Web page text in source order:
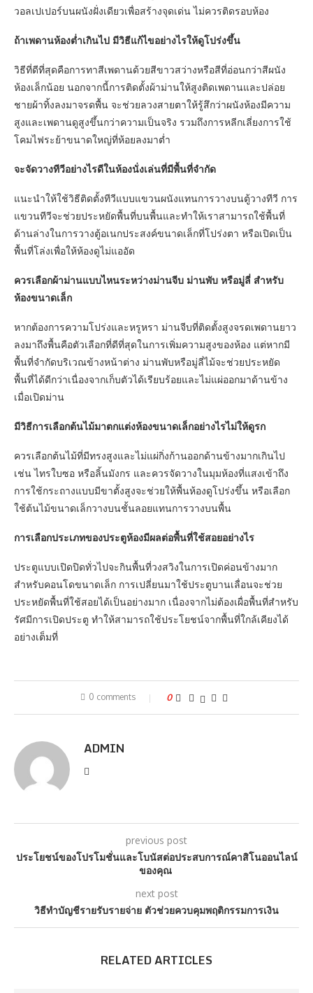
วอลเปเปอร์บนผนังฝั่งเดียวเพื่อสร้างจุดเด่น ไม่ควรติดรอบห้อง
ถ้าเพดานห้องต่ำเกินไป มีวิธีแก้ไขอย่างไรให้ดูโปร่งขึ้น
วิธีที่ดีที่สุดคือการทาสีเพดานด้วยสีขาวสว่างหรือสีที่อ่อนกว่าสีผนัง
ห้องเล็กน้อย นอกจากนี้การติดตั้งผ้าม่านให้สูงติดเพดานและปล่อย
ชายผ้าทิ้งลงมาจรดพื้น จะช่วยลวงสายตาให้รู้สึกว่าผนังห้องมีความ
สูงและเพดานดูสูงขึ้นกว่าความเป็นจริง รวมถึงการหลีกเลี่ยงการใช้
โคมไฟระย้าขนาดใหญ่ที่ห้อยลงมาต่ำ
จะจัดวางทีวีอย่างไรดีในห้องนั่งเล่นที่มีพื้นที่จำกัด
แนะนำให้ใช้วิธีติดตั้งทีวีแบบแขวนผนังแทนการวางบนตู้วางทีวี การ
แขวนทีวีจะช่วยประหยัดพื้นที่บนพื้นและทำให้เราสามารถใช้พื้นที่
ด้านล่างในการวางตู้อเนกประสงค์ขนาดเล็กที่โปร่งตา หรือเปิดเป็น
พื้นที่โล่งเพื่อให้ห้องดูไม่แออัด
ควรเลือกผ้าม่านแบบไหนระหว่างม่านจีบ ม่านพับ หรือมู่ลี่ สำหรับ
ห้องขนาดเล็ก
หากต้องการความโปร่งและหรูหรา ม่านจีบที่ติดตั้งสูงจรดเพดานยาว
ลงมาถึงพื้นคือตัวเลือกที่ดีที่สุดในการเพิ่มความสูงของห้อง แต่หากมี
พื้นที่จำกัดบริเวณข้างหน้าต่าง ม่านพับหรือมู่ลี่ไม้จะช่วยประหยัด
พื้นที่ได้ดีกว่าเนื่องจากเก็บตัวได้เรียบร้อยและไม่แผ่ออกมาด้านข้าง
เมื่อเปิดม่าน
มีวิธีการเลือกต้นไม้มาตกแต่งห้องขนาดเล็กอย่างไรไม่ให้ดูรก
ควรเลือกต้นไม้ที่มีทรงสูงและไม่แผ่กิ่งก้านออกด้านข้างมากเกินไป
เช่น ไทรใบซอ หรือลิ้นมังกร และควรจัดวางในมุมห้องที่แสงเข้าถึง
การใช้กระถางแบบมีขาตั้งสูงจะช่วยให้พื้นห้องดูโปร่งขึ้น หรือเลือก
ใช้ต้นไม้ขนาดเล็กวางบนชั้นลอยแทนการวางบนพื้น
การเลือกประเภทของประตูห้องมีผลต่อพื้นที่ใช้สอยอย่างไร
ประตูแบบเปิดปิดทั่วไปจะกินพื้นที่วงสวิงในการเปิดค่อนข้างมาก
สำหรับคอนโดขนาดเล็ก การเปลี่ยนมาใช้ประตูบานเลื่อนจะช่วย
ประหยัดพื้นที่ใช้สอยได้เป็นอย่างมาก เนื่องจากไม่ต้องเผื่อพื้นที่สำหรับ
รัศมีการเปิดประตู ทำให้สามารถใช้ประโยชน์จากพื้นที่ใกล้เคียงได้
อย่างเต็มที่
0 comments 0
ADMIN
previous post
ประโยชน์ของโปรโมชั่นและโบนัสต่อประสบการณ์คาสิโนออนไลน์
ของคุณ
next post
วิธีทำบัญชีรายรับรายจ่าย ตัวช่วยควบคุมพฤติกรรมการเงิน
RELATED ARTICLES